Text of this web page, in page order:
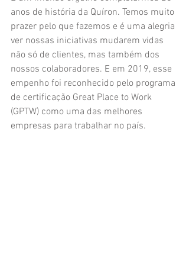
anos de história da Quíron. Temos muito
prazer pelo que fazemos e é uma alegria
ver nossas iniciativas mudarem vidas
não só de clientes, mas também dos
nossos colaboradores. E em 2019, esse
empenho foi reconhecido pelo programa
de certificação Great Place to Work
(GPTW) como uma das melhores
empresas para trabalhar no país.